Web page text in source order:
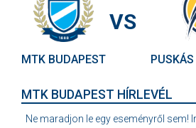
MTK BUDAPEST
VS
MTK BUDAPEST HÍRLEVÉL
Ne maradjon le egy eseményről sem!